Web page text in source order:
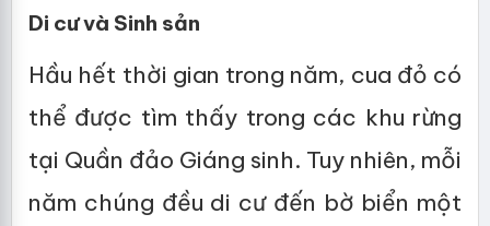
Di cư và Sinh sản
Hầu hết thời gian trong năm, cua đỏ có
thể được tìm thấy trong các khu rừng
tại Quần đảo Giáng sinh. Tuy nhiên, mỗi
năm chúng đều di cư đến bờ biển một